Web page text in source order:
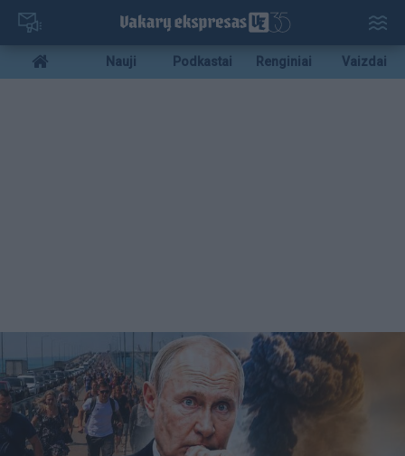
Pereiti
pagrindinį
turinį
Mobile
menu
Nauji Podkastai Renginiai Vaizdai